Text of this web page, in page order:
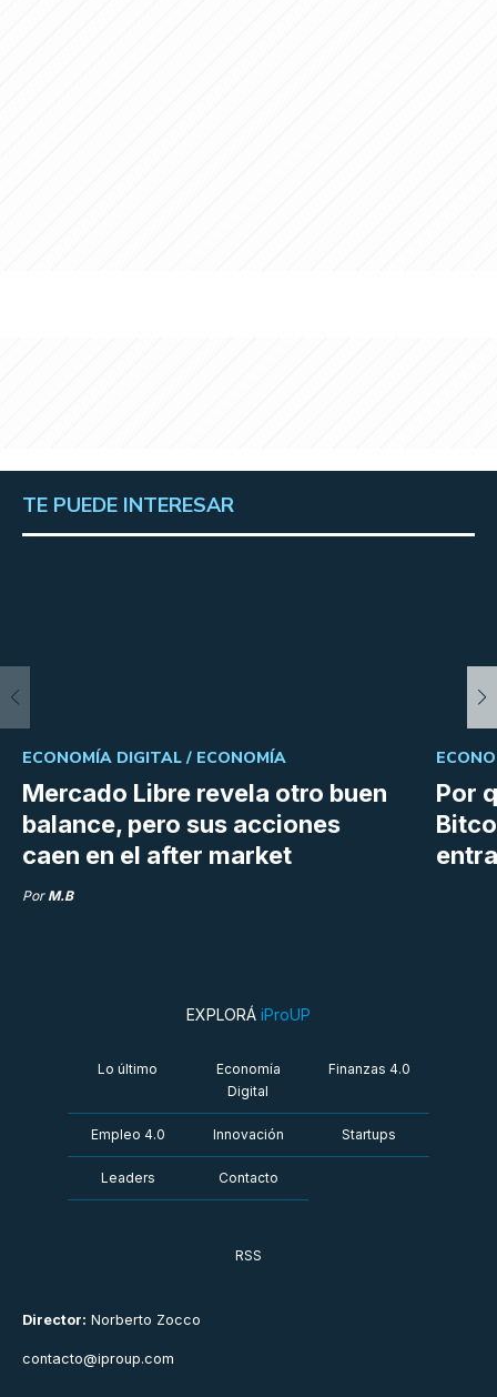
TE PUEDE INTERESAR
Mercado Libre revela otro buen
balance, pero sus acciones
caen en el after market
ECONOMÍA DIGITAL / ECONOMÍA
Por M.B
Por
Director: Norberto Zocco
contacto@iproup.com
EXPLORÁ iProUP
Lo último
Economía
Digital
Finanzas 4.0
Empleo 4.0 Innovación Startups
Leaders Contacto
RSS